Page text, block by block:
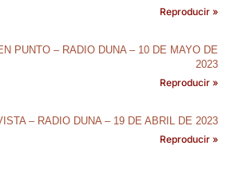
Reproducir »
PUNTO – RADIO DUNA – 10 DE MAYO DE
2023
Reproducir »
– RADIO DUNA – 19 DE ABRIL DE 2023
Reproducir »